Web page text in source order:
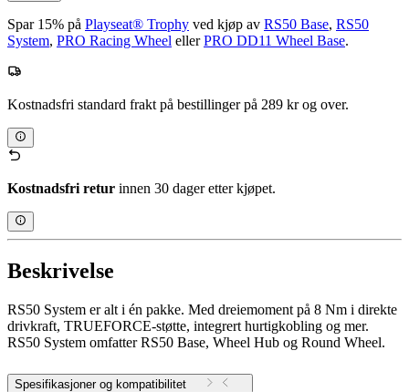
Spar 15% på Playseat® Trophy ved kjøp av RS50 Base, RS50
System, PRO Racing Wheel ellerPRO DD11 Wheel Base.
Kostnadsfri standard frakt på bestillinger på 289 kr og over.
Kostnadsfri retur innen 30 dager etter kjøpet.
Beskrivelse
RS50 System er alt i én pakke. Med dreiemoment på 8 Nm i direkte
drivkraft, TRUEFORCE-støtte, integrert hurtigkobling og mer.
RS50 System omfatter RS50 Base, Wheel Hub og Round Wheel.
Spesifikasjoner og kompatibilitet